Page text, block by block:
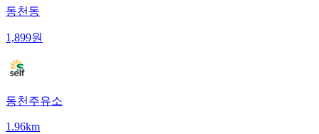
동천동
1,899원
동천주유소
1.96km